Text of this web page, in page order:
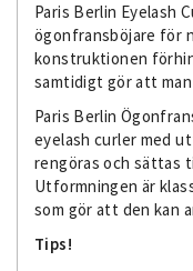
Paris Berlin Eyelash
ögonfransböjare för
konstruktionen
samtidigt gör att
Paris Berlin
eyelash curler med
rengöras och sättas
Utformningen är
som gör att den kan
Tips!